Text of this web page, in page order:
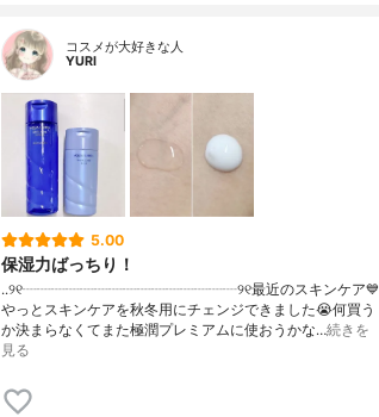
コスメが大好きな人
YURI
5.00
保湿力ばっちり！
..୨୧┈┈┈┈┈┈┈┈┈┈┈┈┈┈┈୨୧最近のスキンケア💙
やっとスキンケアを秋冬用にチェンジできました😭何買う
か決まらなくてまた極潤プレミアムに使おうかな…続きを
見る